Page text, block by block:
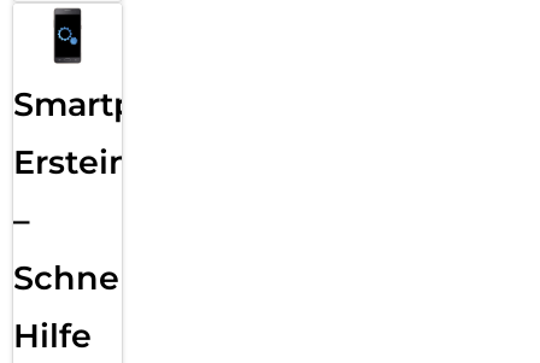
Smartphone
Ersteinrichtung
–
Schnelle
Hilfe